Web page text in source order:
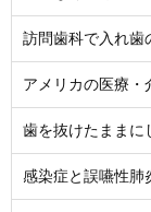
訪問歯科で入れ歯
アメリカの医療・
歯を抜けたままに
感染症と誤嚥性肺